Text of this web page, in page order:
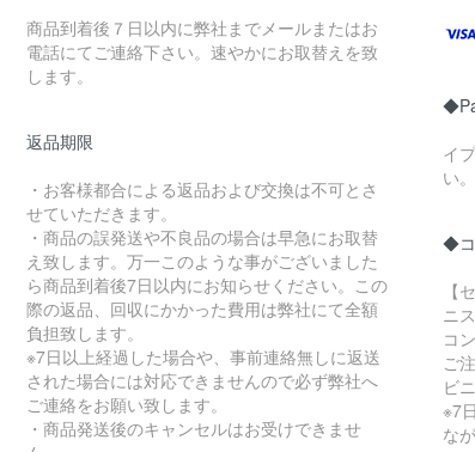
商品到着後７日以内に弊社までメールまたはお
電話にてご連絡下さい。速やかにお取替えを致
します。
返品期限
・お客様都合による返品および交換は不可とさ
せていただきます。
・商品の誤発送や不良品の場合は早急にお取替
え致します。万一このような事がございました
ら商品到着後7日以内にお知らせください。この
際の返品、回収にかかった費用は弊社にて全額
負担致します。
※7日以上経過した場合や、事前連絡無しに返送
された場合には対応できませんので必ず弊社へ
ご連絡をお願い致します。
・商品発送後のキャンセルはお受けできませ
イ
い。
◆コ
【
ニ
コ
ご
ビ
※7
な